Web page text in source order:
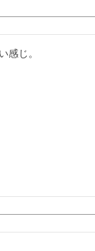
感じ。